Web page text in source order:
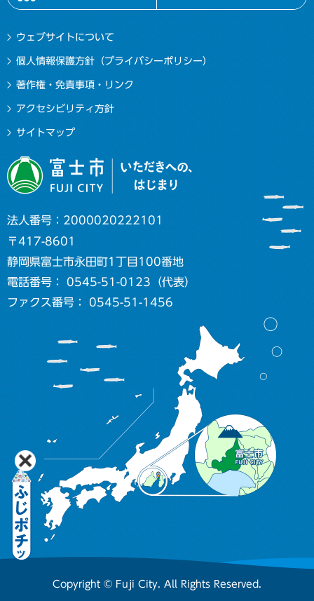
ウェブサイトについて
個人情報保護方針（プライバシーポリシー）
著作権・免責事項・リンク
アクセシビリティ方針
サイトマップ
法人番号：2000020222101
〒417-8601
静岡県富士市永田町1丁目100番地
電話番号： 0545-51-0123（代表）
ファクス番号： 0545-51-1456
Copyright © Fuji City. All Rights Reserved.